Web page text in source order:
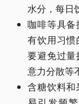
水分，每日
咖啡等具
有饮用习
要避免过
意力分散等
含糖饮料